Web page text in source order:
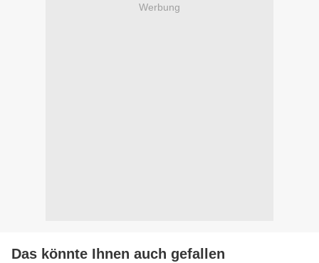
Werbung
Das könnte Ihnen auch gefallen